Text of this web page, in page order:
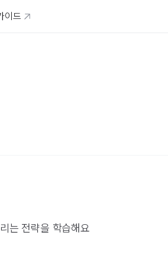
이드
는 전략을 학습해요